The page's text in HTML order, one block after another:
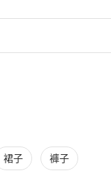
裙子 褲子